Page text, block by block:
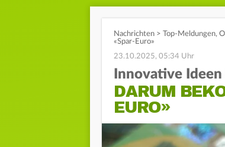
Nachrichten > Top-Meldungen,
«Spar-Euro»
23.10.2025, 05:34 Uhr
Innovative
DARUM
EURO»